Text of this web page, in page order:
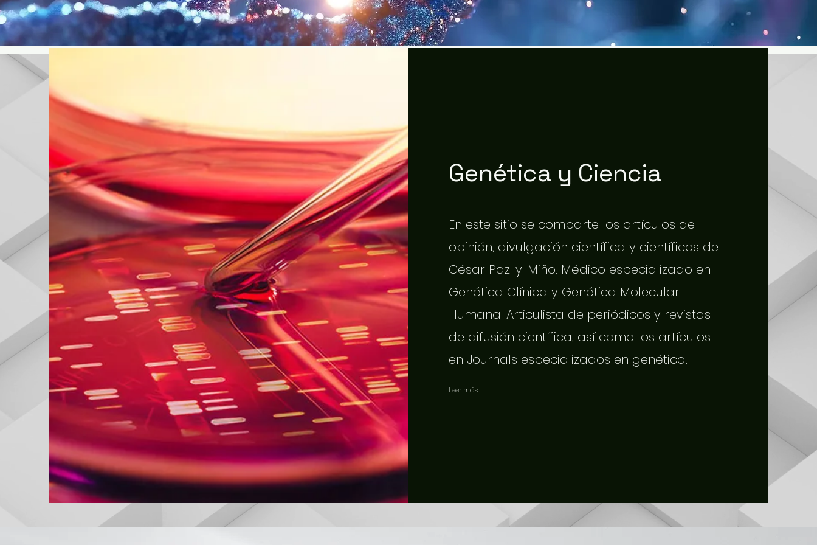
Genética y Ciencia
En este sitio se comparte los artículos de
opinión, divulgación científica y científicos de
César Paz-y-Miño. Médico especializado en
Genética Clínica y Genética Molecular
Humana. Articulista de periódicos y revistas
de difusión científica, así como los artículos
en Journals especializados en genética.
Leer más...